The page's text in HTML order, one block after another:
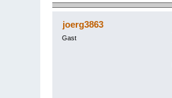
joerg3863
Gast